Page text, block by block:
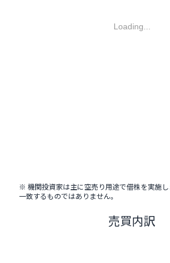
Loading...
※ 機関投資家は主に空売り用途で借株を実施
一致するものではありません。
売買内訳